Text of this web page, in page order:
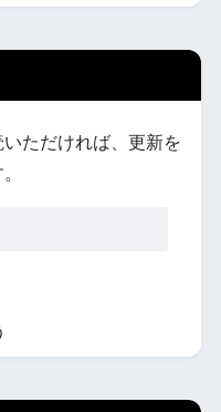
ただければ、更新を